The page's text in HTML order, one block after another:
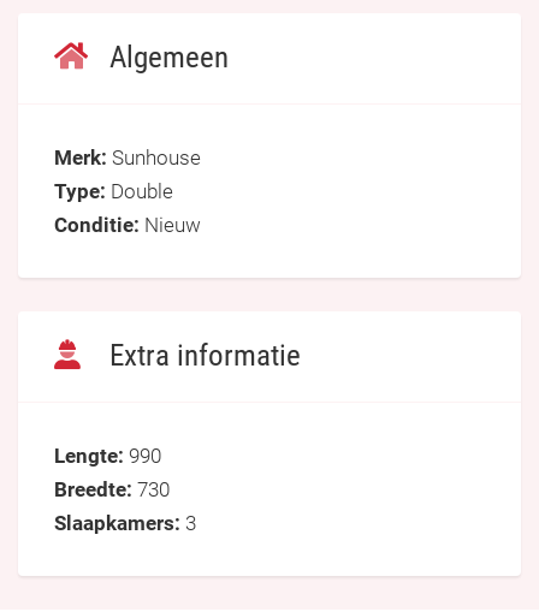
Algemeen
Merk: Sunhouse
Type: Double
Conditie: Nieuw
Extra informatie
Lengte: 990
Breedte: 730
Slaapkamers: 3